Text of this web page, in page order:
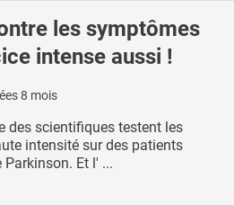
les symptômes
intense aussi !
8 mois
des scientifiques testent les
intensité sur des patients
Et l' ...